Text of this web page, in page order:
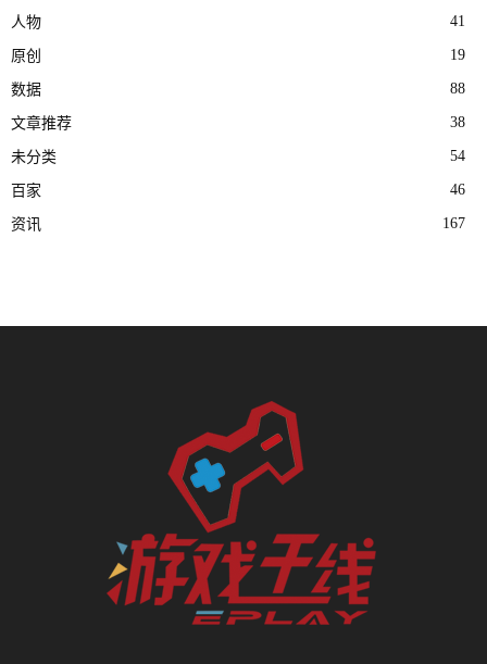
人物 41
原创 19
数据 88
文章推荐 38
未分类 54
百家 46
资讯 167